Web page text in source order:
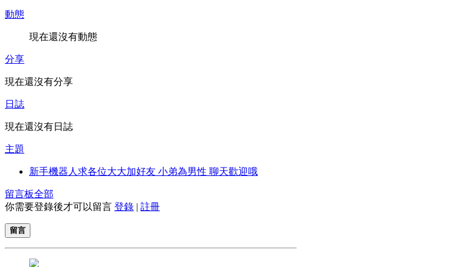
動態
現在還沒有動態
分享
現在還沒有分享
日誌
現在還沒有日誌
主題
新手機器人求各位大大加好友 小弟為男性 聊天歡迎哦
留言板全部
你需要登錄後才可以留言 登錄 | 註冊
留言